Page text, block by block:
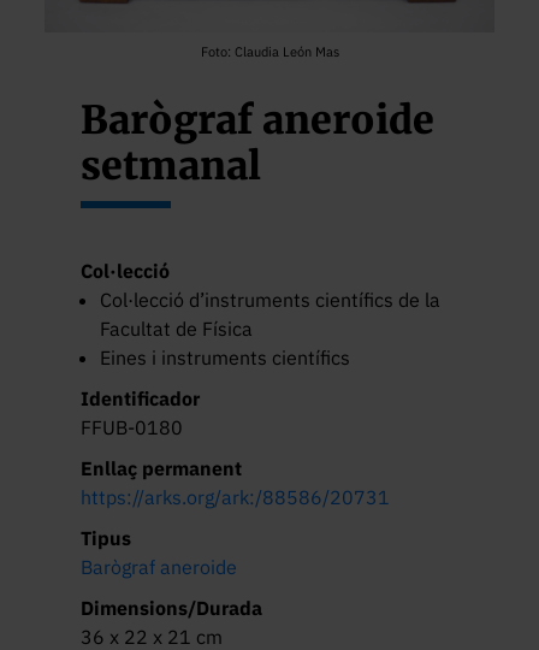
Foto: Claudia León Mas
Barògraf aneroide
setmanal
Col·lecció
Col·lecció d’instruments científics de la
Facultat de Física
Eines i instruments científics
Identificador
FFUB-0180
Enllaç permanent
https://arks.org/ark:/88586/20731
Tipus
Barògraf aneroide
Dimensions/Durada
36 x 22 x 21 cm